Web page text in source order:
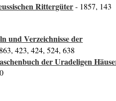
Rittergüter- 1857, 143
und Verzeichnisse der
423, 424, 524, 638
der Uradeligen